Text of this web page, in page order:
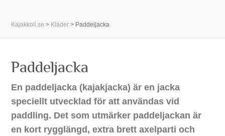
Kajakkoll.se > Kläder > Paddeljacka
Paddeljacka
En paddeljacka (kajakjacka) är en jacka
speciellt utvecklad för att användas vid
paddling. Det som utmärker paddeljackan är
en kort rygglängd, extra brett axelparti och